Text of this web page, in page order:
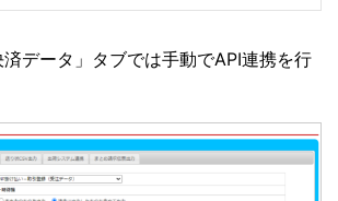
データ」タブでは手動でAPI連携を行